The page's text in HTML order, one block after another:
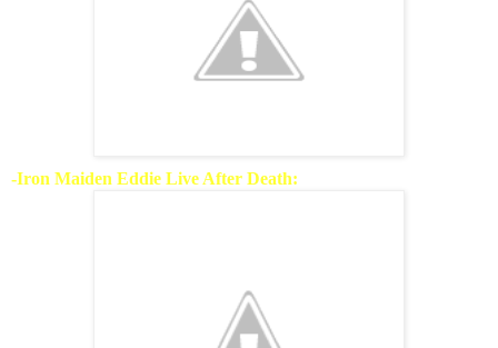
-Iron Maiden Eddie Live After Death: